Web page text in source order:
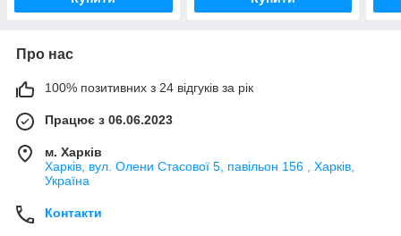
Про нас
100% позитивних з 24 відгуків за рік
Працює з 06.06.2023
м. Харків
Харків, вул. Олени Стасової 5, павільон 156 , Харків,
Україна
Контакти